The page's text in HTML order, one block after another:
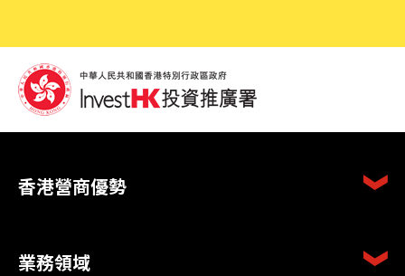
香港營商優勢
業務領域